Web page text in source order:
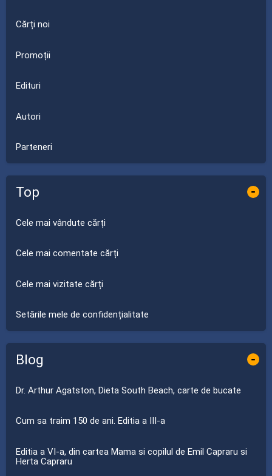
Cărți noi
Promoții
Edituri
Autori
Parteneri
Top -
Cele mai vândute cărți
Cele mai comentate cărți
Cele mai vizitate cărți
Setările mele de confidențialitate
Blog -
Dr. Arthur Agatston, Dieta South Beach, carte de bucate
Cum sa traim 150 de ani. Editia a III-a
Editia a VI-a, din cartea Mama si copilul de Emil Capraru si
Herta Capraru